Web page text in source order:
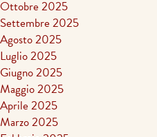
Ottobre 2025
Settembre 2025
Agosto 2025
Luglio 2025
Giugno 2025
Maggio 2025
Aprile 2025
Marzo 2025